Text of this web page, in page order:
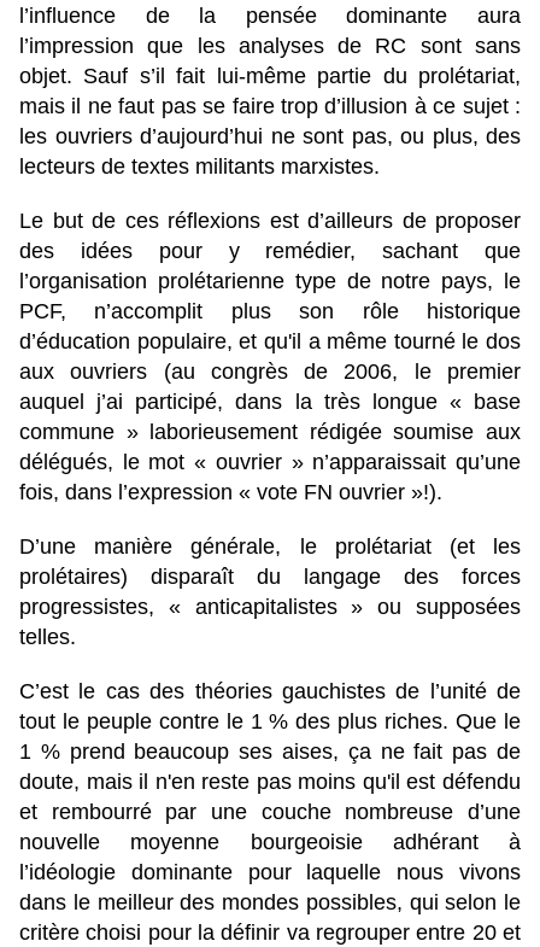
l’influence de la pensée dominante aura
l’impression que les analyses de RC sont sans
objet. Sauf s’il fait lui-même partie du prolétariat,
mais il ne faut pas se faire trop d’illusion à ce sujet :
les ouvriers d’aujourd’hui ne sont pas, ou plus, des
lecteurs de textes militants marxistes.
Le but de ces réflexions est d’ailleurs de proposer
des idées pour y remédier, sachant que
l’organisation prolétarienne type de notre pays, le
PCF, n’accomplit plus son rôle historique
d’éducation populaire, et qu'il a même tourné le dos
aux ouvriers (au congrès de 2006, le premier
auquel j’ai participé, dans la très longue « base
commune » laborieusement rédigée soumise aux
délégués, le mot « ouvrier » n’apparaissait qu’une
fois, dans l’expression « vote FN ouvrier »!).
D’une manière générale, le prolétariat (et les
prolétaires) disparaît du langage des forces
progressistes, « anticapitalistes » ou supposées
telles.
C’est le cas des théories gauchistes de l’unité de
tout le peuple contre le 1 % des plus riches. Que le
1 % prend beaucoup ses aises, ça ne fait pas de
doute, mais il n'en reste pas moins qu'il est défendu
et rembourré par une couche nombreuse d’une
nouvelle moyenne bourgeoisie adhérant à
l’idéologie dominante pour laquelle nous vivons
dans le meilleur des mondes possibles, qui selon le
critère choisi pour la définir va regrouper entre 20 et